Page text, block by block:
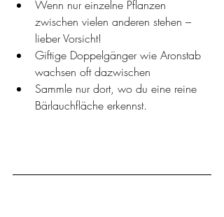
Wenn nur einzelne Pflanzen
zwischen vielen anderen stehen –
lieber Vorsicht!
Giftige Doppelgänger wie Aronstab
wachsen oft dazwischen
Sammle nur dort, wo du eine reine
Bärlauchfläche erkennst.